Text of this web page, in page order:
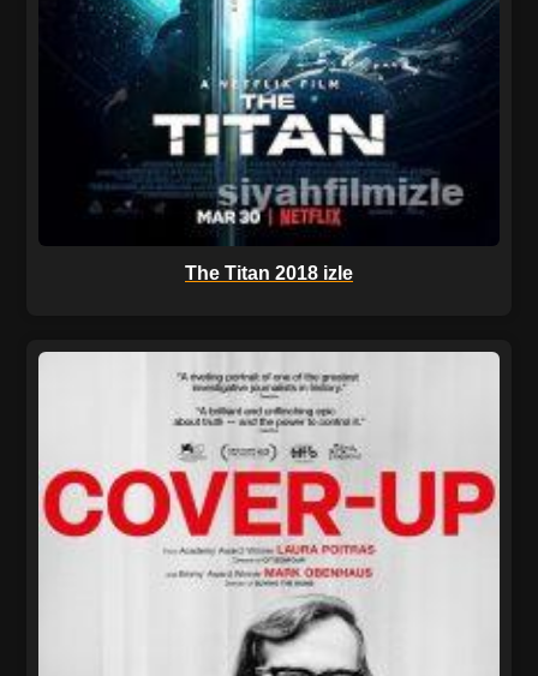
The Titan 2018 izle